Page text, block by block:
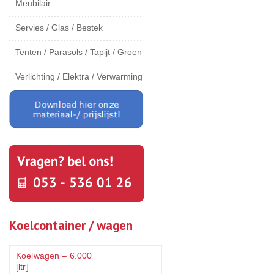
Meubilair
Servies / Glas / Bestek
Tenten / Parasols / Tapijt / Groen
Verlichting / Elektra / Verwarming
Koelcontainer / wagen
Koelwagen – 6.000
[ltr]